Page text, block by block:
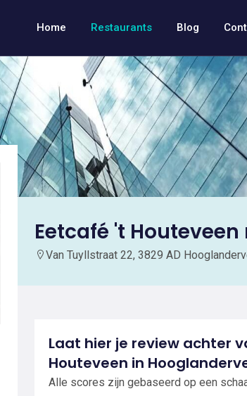
Home Restaurants Blog
Eetcafé 't Houteveen
Van Tuyllstraat 22, 3829 AD
Laat hier je review achter
Houteveen in
Alle scores zijn gebaseerd op een